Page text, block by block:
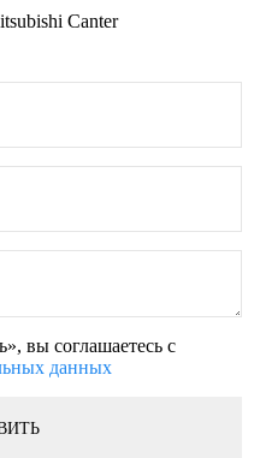
Canter
вы соглашаетесь с
данных